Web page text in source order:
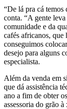
“De lá pra cá temos
conta. “A gente
comunidade e da
cafés africanos, que
conseguimos
desejo para alguns
especialista.
Além da venda em
que dá assistência
ano a fim de obter
assessoria do grão